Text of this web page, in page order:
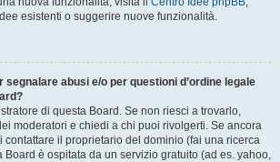
esistenti o suggerire nuove funzionalità.
abusi e/o per questioni d’ordine legale
di questa Board. Se non riesci a trovarlo,
moderatori e chiedi a chi puoi rivolgerti. Se ancora
contattare il proprietario del dominio (fai una ricerca
Board è ospitata da un servizio gratuito (ad es. yahoo,